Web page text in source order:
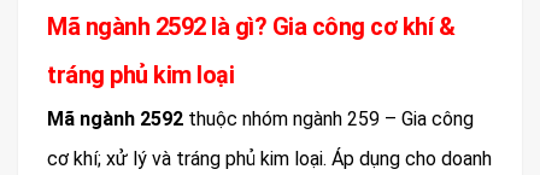
Mã ngành 2592 là gì? Gia công cơ khí &
tráng phủ kim loại
Mã ngành 2592 thuộc nhóm ngành 259 – Gia công
cơ khí; xử lý và tráng phủ kim loại. Áp dụng cho doanh